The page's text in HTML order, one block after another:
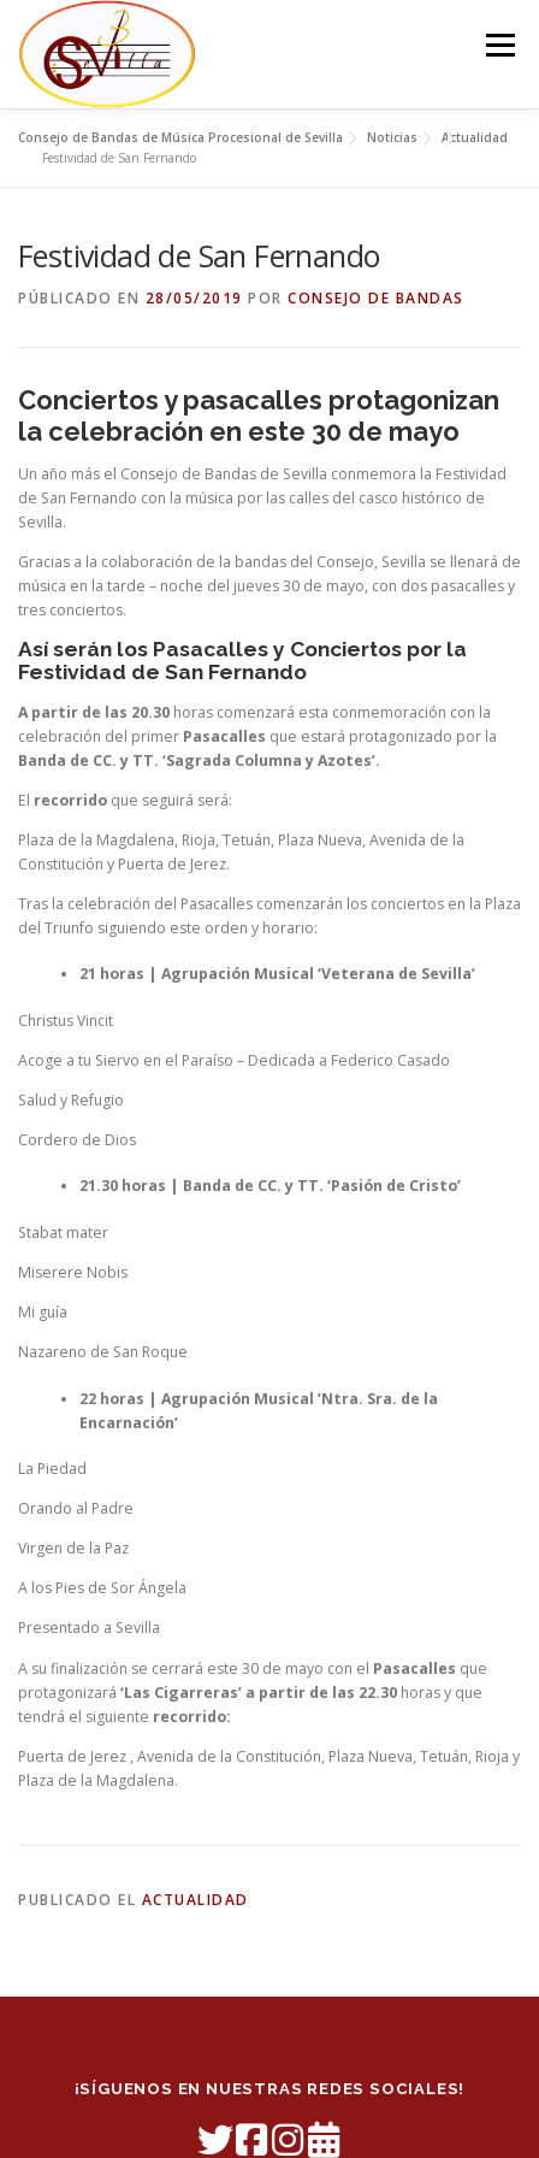
contenido
Menú
EL CONSEJO LA JUNTA DEL CONSEJO
NOTICIAS CONTACTO
Consejo de Bandas de Música Procesional de Sevilla Noticias
Actualidad
Festividad de San Fernando
Festividad de San Fernando
PÚBLICADO EN 28/05/2019 POR CONSEJO DE BANDAS
Conciertos y pasacalles protagonizan
la celebración en este 30 de mayo
Un año más el Consejo de Bandas de Sevilla conmemora la Festividad
de San Fernando con la música por las calles del casco histórico de
Sevilla.
Gracias a la colaboración de la bandas del Consejo, Sevilla se llenará de
música en la tarde – noche del jueves 30 de mayo, con dos pasacalles y
tres conciertos.
Así serán los Pasacalles y Conciertos por la
Festividad de San Fernando
A partir de las 20.30 horas comenzará esta conmemoración con la
celebración del primer Pasacalles que estará protagonizado por la
Banda de CC. y TT. ‘Sagrada Columna y Azotes’.
El recorrido que seguirá será:
Plaza de la Magdalena, Rioja, Tetuán, Plaza Nueva, Avenida de la
Constitución y Puerta de Jerez.
Tras la celebración del Pasacalles comenzarán los conciertos en la Plaza
del Triunfo siguiendo este orden y horario:
21 horas | Agrupación Musical ‘Veterana de Sevilla’
Christus Vincit
Acoge a tu Siervo en el Paraíso – Dedicada a Federico Casado
Salud y Refugio
Cordero de Dios
21.30 horas | Banda de CC. y TT. ‘Pasión de Cristo’
Stabat mater
Miserere Nobis
Mi guía
Nazareno de San Roque
22 horas | Agrupación Musical ‘Ntra. Sra. de la
Encarnación’
La Piedad
Orando al Padre
Virgen de la Paz
A los Pies de Sor Ángela
Presentado a Sevilla
A su finalización se cerrará este 30 de mayo con el Pasacalles que
protagonizará ‘Las Cigarreras’ a partir de las 22.30 horas y que
tendrá el siguiente recorrido:
Puerta de Jerez , Avenida de la Constitución, Plaza Nueva, Tetuán, Rioja y
Plaza de la Magdalena.
PUBLICADO EL ACTUALIDAD
¡SÍGUENOS EN NUESTRAS REDES SOCIALES!